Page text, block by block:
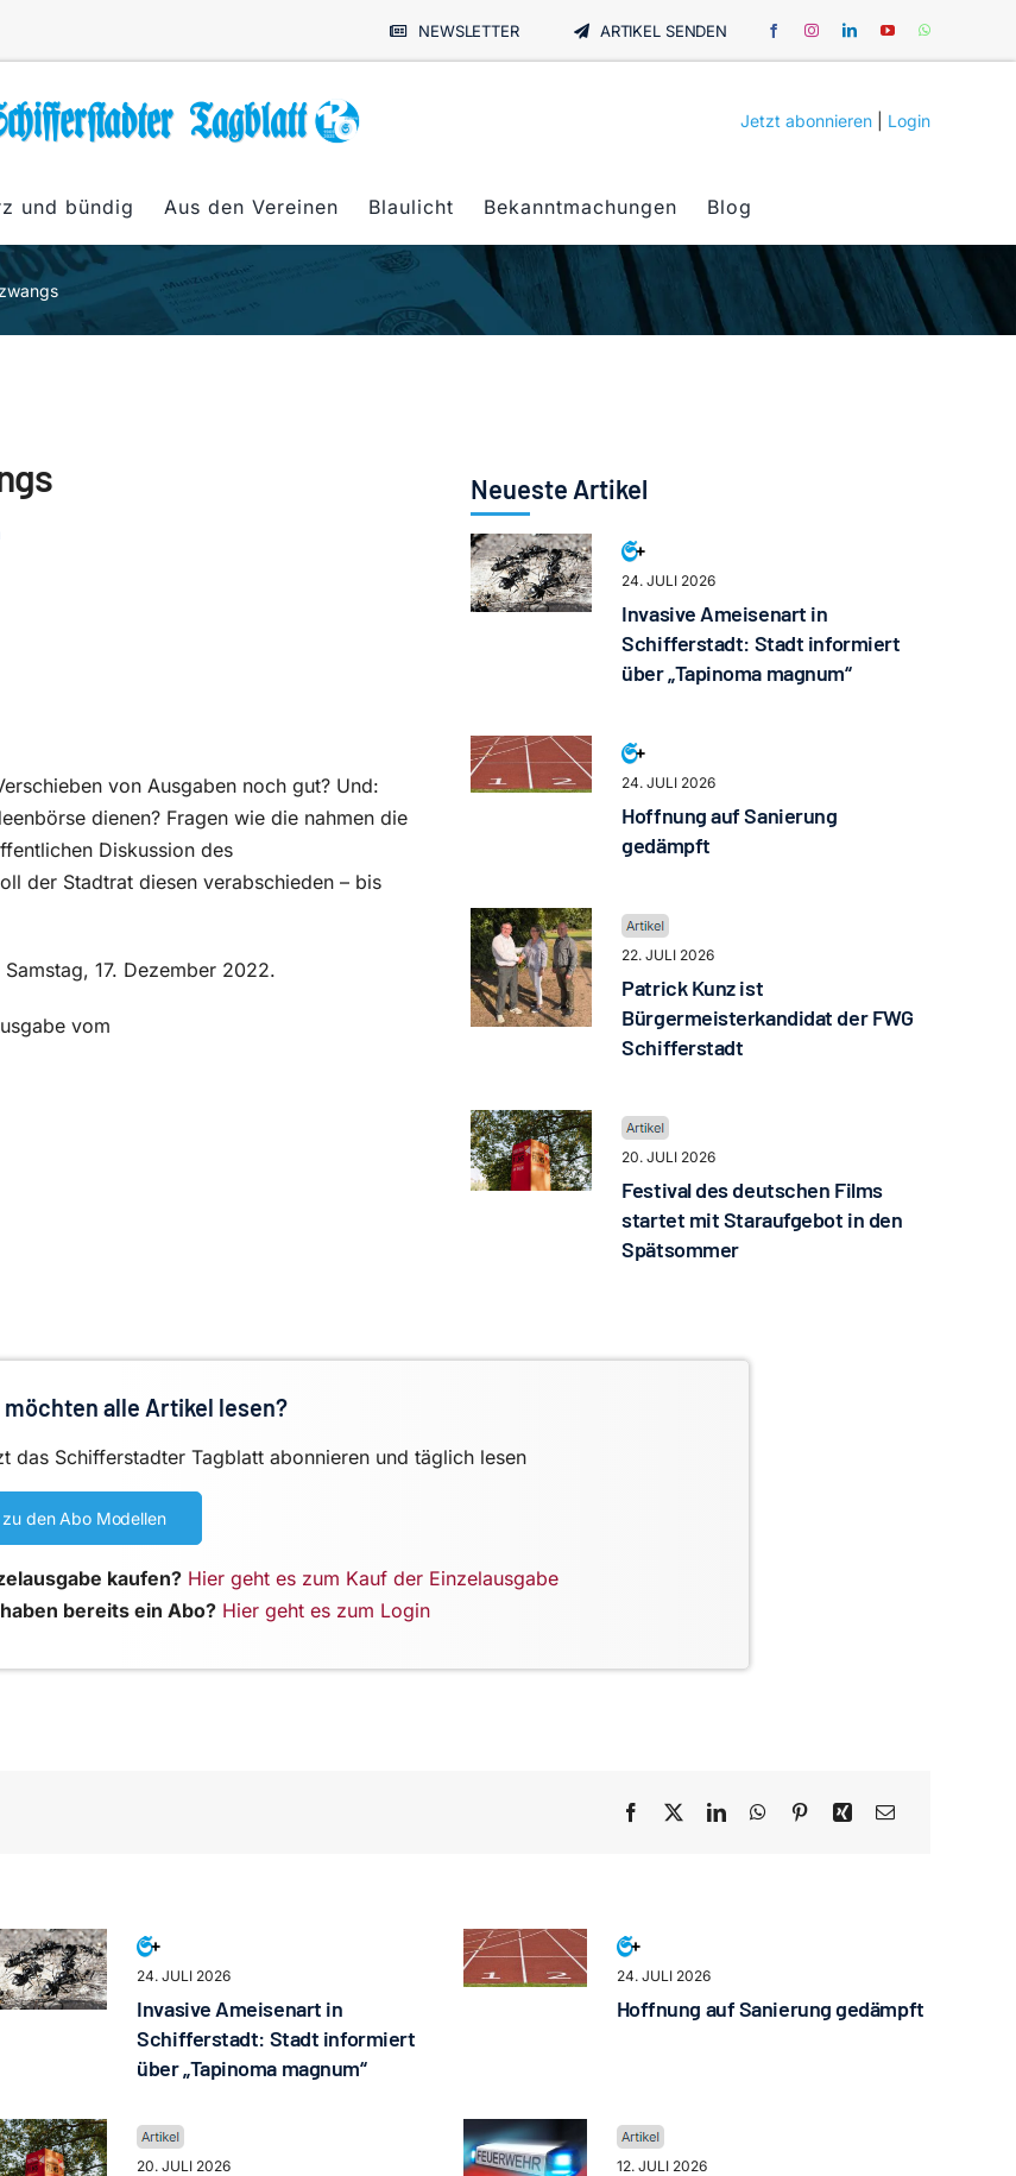
NEWSLETTER ARTIKEL SENDEN
Jetzt abonnieren Login
und bündig Aus den Vereinen Blaulicht Bekanntmachungen Blog
von Ausgaben noch gut? Und:
dienen? Fragen wie die nahmen die
Diskussion des
der Stadtrat diesen verabschieden – bis
17. Dezember 2022.
vom
Neueste Artikel
24. JULI 2026
Invasive Ameisenart in
Schifferstadt: Stadt informiert
über „Tapinoma magnum“
24. JULI 2026
Hoffnung auf Sanierung
gedämpft
22. JULI 2026
Patrick Kunz ist
Bürgermeisterkandidat der FWG
Schifferstadt
20. JULI 2026
Festival des deutschen Films
startet mit Staraufgebot in den
Spätsommer
möchten alle Artikel lesen?
das Schifferstadter Tagblatt abonnieren und täglich lesen
zu den Abo Modellen
kaufen? Hier geht es zum Kauf der Einzelausgabe
bereits ein Abo? Hier geht es zum Login
24. JULI 2026
Invasive Ameisenart in
Schifferstadt: Stadt informiert
über „Tapinoma magnum“
24. JULI 2026
Hoffnung auf Sanierung gedämpft
20. JULI 2026 12. JULI 2026